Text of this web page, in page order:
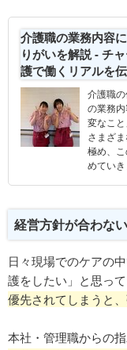
介護職の業務内容
りがいを解説 - チ
護で働くリアルを
介護職
の業務
変なこ
さまざ
極め、
めていき
経営方針が合わない
日々現場でのケアの
護をしたい」と思って
優先されてしまうと
本社・管理職からの